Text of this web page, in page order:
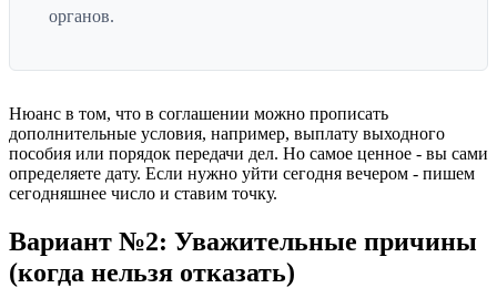
органов.
Нюанс в том, что в соглашении можно прописать
дополнительные условия, например, выплату выходного
пособия или порядок передачи дел. Но самое ценное - вы сами
определяете дату. Если нужно уйти сегодня вечером - пишем
сегодняшнее число и ставим точку.
Вариант №2: Уважительные причины
(когда нельзя отказать)